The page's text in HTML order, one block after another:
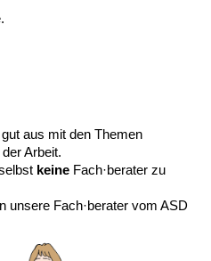
aus mit den Themen
Arbeit.
keine Fach·berater zu
unsere Fach·berater vom ASD